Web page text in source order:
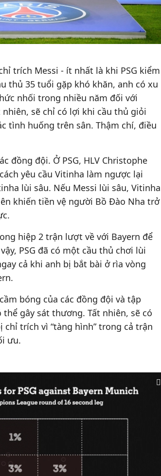
trích Messi - ít nhất là khi PSG kiểm
thủ 35 tuổi gặp khó khăn, anh có xu
nhối trong nhiều năm đối với
nhiên, sẽ chỉ có lợi khi cầu thủ giỏi
tình huống trên sân. Thậm chí, điều
đồng đội. Ở PSG, HLV Christophe
yêu cầu Vitinha làm ngược lại
lùi sâu. Nếu Messi lùi sâu, Vitinha
khiến tiền vệ người Bồ Đào Nha trở
hiệp 2 trận lượt về với Bayern để
PSG đã có một cầu thủ chơi lùi
cả khi anh bị bắt bài ở rìa vòng
bóng của các đồng đội và tập
gây sát thương. Tất nhiên, sẽ có
trích vì “tàng hình” trong cả trận
ưu.